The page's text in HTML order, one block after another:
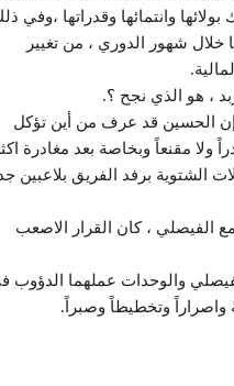
وانتمائها وقدراتها ،وفي
خلال شهور الدوري ، من تغيير
، هو الذي نجح ؟.
: إن الحسين قد عرف من أين تؤكل
ولا مقنعاً وبخاصة بعد مغادرة
الشتوية برفد الفريق بلاعبين
، كان القرار الاصعب
والوحدات عملهما الدؤوب
واصراراً وتخطيطاً وصبراً.